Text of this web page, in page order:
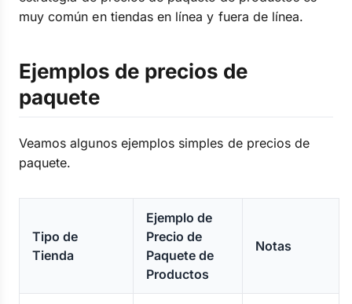
muy común en tiendas en línea y fuera de línea.
Ejemplos de precios de
paquete
Veamos algunos ejemplos simples de precios de
paquete.
Tipo de
Tienda
Ejemplo de
Precio de
Paquete de
Productos
Notas